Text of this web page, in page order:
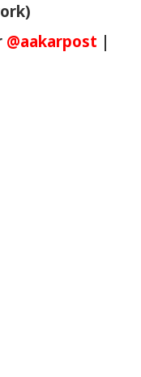
@aakarpost |